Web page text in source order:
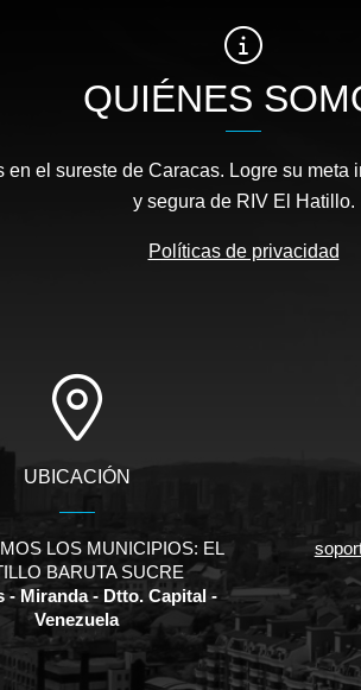
QUIÉNES
en el sureste de Caracas. Logre su meta
y segura de RIV El Hatillo.
Políticas de privacidad
UBICACIÓN
LOS MUNICIPIOS: EL
BARUTA SUCRE
- Miranda - Dtto. Capital -
Venezuela